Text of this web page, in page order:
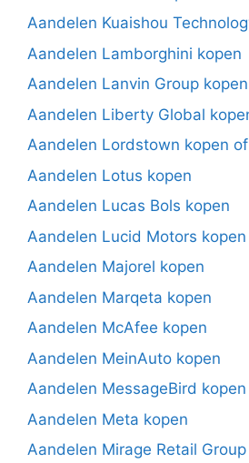
Aandelen Kuaishou
Aandelen Lamborghini kopen
Aandelen Lanvin Group kopen
Aandelen Liberty Global
Aandelen Lordstown kopen
Aandelen Lotus kopen
Aandelen Lucas Bols kopen
Aandelen Lucid Motors kopen
Aandelen Majorel kopen
Aandelen Marqeta kopen
Aandelen McAfee kopen
Aandelen MeinAuto kopen
Aandelen MessageBird
Aandelen Meta kopen
Aandelen Mirage Retail